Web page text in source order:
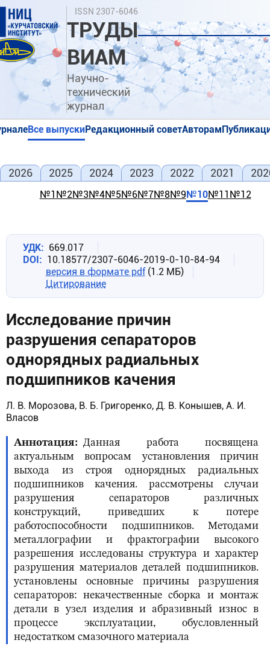
Перейти
основному
содержанию
ISSN 2307-6046
ТРУДЫ
ВИАМ
Научно-
технический
журнал
Поиск
Все выпускиРедакционный советАвторам
2026 2025 2024 2023 2022 2021
№1 №2№3№4№5№6№7№8№9№10№11 №12
УДК
669.017
DOI
10.18577/2307-6046-2019-0-10-84-94
версия в формате pdf (1.2 МБ)
Цитирование
Исследование причин
разрушения сепараторов
однорядных радиальных
подшипников качения
Л. В. Морозова, В. Б. Григоренко, Д. В. Конышев, А. И.
Власов
Аннотация
Данная работа посвящена
актуальным вопросам установления причин
выхода из строя однорядных радиальных
подшипников качения. рассмотрены случаи
разрушения сепараторов различных
конструкций, приведших к потере
работоспособности подшипников. Методами
металлографии и фрактографии высокого
разрешения исследованы структура и характер
разрушения материалов деталей подшипников.
установлены основные причины разрушения
сепараторов: некачественные сборка и монтаж
детали в узел изделия и абразивный износ в
процессе эксплуатации, обусловленный
недостатком смазочного материала